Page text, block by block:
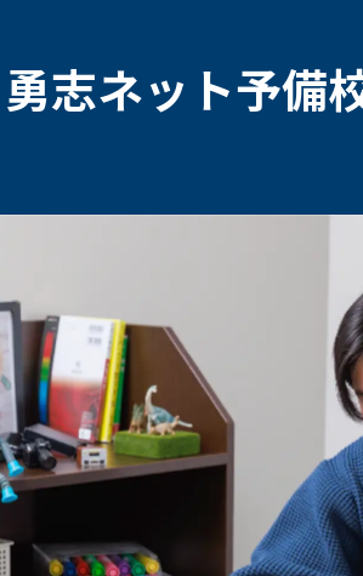
勇志ネット予備